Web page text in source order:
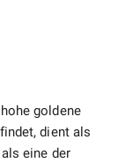
goldene
dient als
eine der